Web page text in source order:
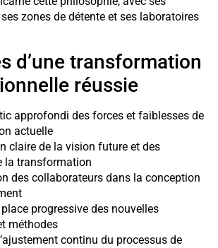
zones de détente et ses laboratoires
d’une transformation
réussie
approfondi des forces et faiblesses de
actuelle
claire de la vision future et des
la transformation
des collaborateurs dans la conception
progressive des nouvelles
méthodes
continu du processus de